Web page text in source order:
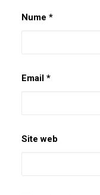
Nume *
Email *
Site web